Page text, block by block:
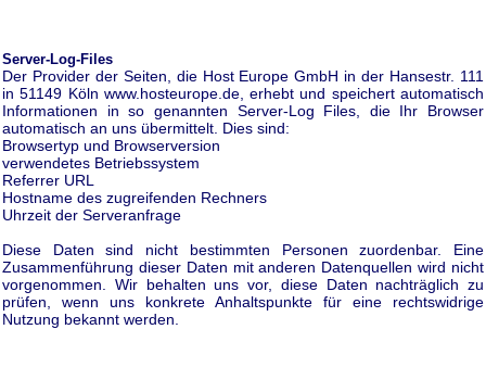
Server-Log-Files
Der Provider der Seiten, die Host Europe GmbH in der Hansestr. 111
in 51149 Köln www.hosteurope.de, erhebt und speichert automatisch
Informationen in so genannten Server-Log Files, die Ihr Browser
automatisch an uns übermittelt. Dies sind:
Browsertyp und Browserversion
verwendetes Betriebssystem
Referrer URL
Hostname des zugreifenden Rechners
Uhrzeit der Serveranfrage
Diese Daten sind nicht bestimmten Personen zuordenbar. Eine
Zusammenführung dieser Daten mit anderen Datenquellen wird nicht
vorgenommen. Wir behalten uns vor, diese Daten nachträglich zu
prüfen, wenn uns konkrete Anhaltspunkte für eine rechtswidrige
Nutzung bekannt werden.